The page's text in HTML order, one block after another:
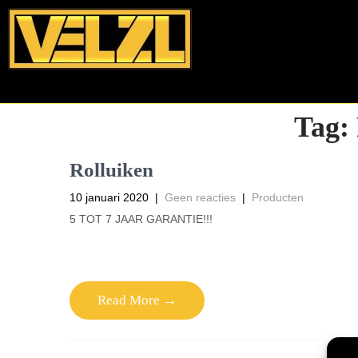
Tag:
Rolluiken
10 januari 2020 | Geen reacties | Producten
5 TOT 7 JAAR GARANTIE!!!
Read More →